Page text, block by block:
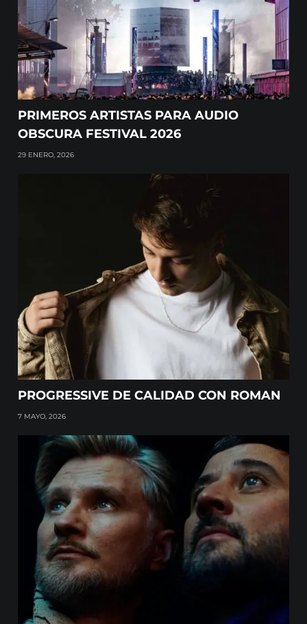
PRIMEROS ARTISTAS PARA AUDIO
OBSCURA FESTIVAL 2026
29 ENERO, 2026
PROGRESSIVE DE CALIDAD CON ROMAN
7 MAYO, 2026